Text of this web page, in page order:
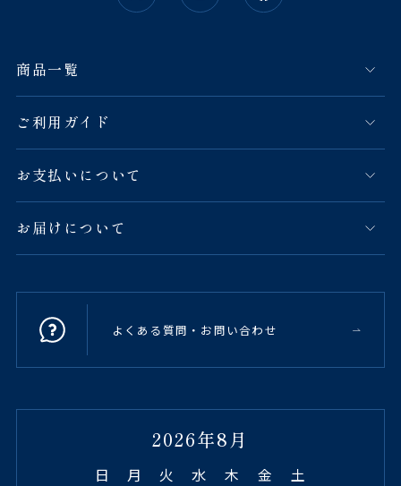
商品一覧
ご利用ガイド
お支払いについて
お届けについて
よくある質問・お問い合わせ
2026年8月
日 月 火 水 木 金 土